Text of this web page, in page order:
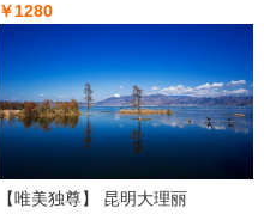
￥1280
【唯美独尊】 昆明大理丽